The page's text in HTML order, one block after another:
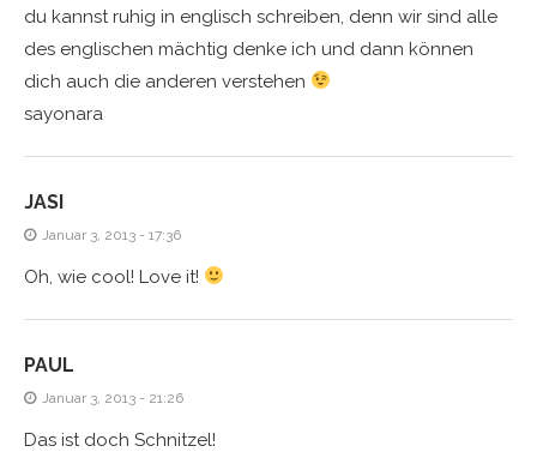
du kannst ruhig in englisch schreiben, denn wir sind alle
des englischen mächtig denke ich und dann können
dich auch die anderen verstehen
sayonara
JASI
Januar 3, 2013 - 17:36
Oh, wie cool! Love it!
PAUL
Januar 3, 2013 - 21:26
Das ist doch Schnitzel!